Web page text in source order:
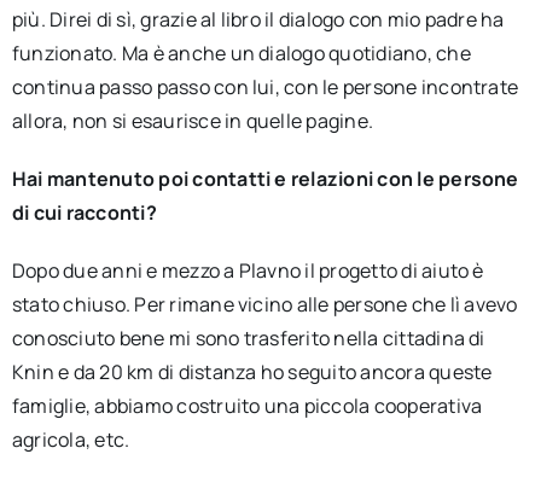
più. Direi di sì, grazie al libro il dialogo con mio padre ha
funzionato. Ma è anche un dialogo quotidiano, che
continua passo passo con lui, con le persone incontrate
allora, non si esaurisce in quelle pagine.
Hai mantenuto poi contatti e relazioni con le persone
di cui racconti?
Dopo due anni e mezzo a Plavno il progetto di aiuto è
stato chiuso. Per rimane vicino alle persone che lì avevo
conosciuto bene mi sono trasferito nella cittadina di
Knin e da 20 km di distanza ho seguito ancora queste
famiglie, abbiamo costruito una piccola cooperativa
agricola, etc.